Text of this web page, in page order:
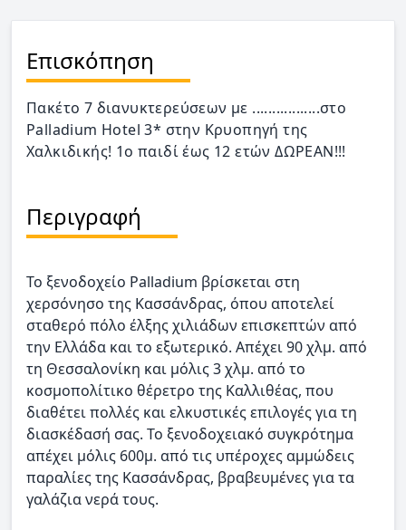
Επισκόπηση
Πακέτο 7 διανυκτερεύσεων με .................στο
Palladium Hotel 3* στην Κρυοπηγή της
Χαλκιδικής! 1ο παιδί έως 12 ετών ΔΩΡΕΑΝ!!!
Περιγραφή
Το ξενοδοχείο Palladium βρίσκεται στη
χερσόνησο της Κασσάνδρας, όπου αποτελεί
σταθερό πόλο έλξης χιλιάδων επισκεπτών από
την Ελλάδα και το εξωτερικό. Απέχει 90 χλμ. από
τη Θεσσαλονίκη και μόλις 3 χλμ. από το
κοσμοπολίτικο θέρετρο της Καλλιθέας, που
διαθέτει πολλές και ελκυστικές επιλογές για τη
διασκέδασή σας. Το ξενοδοχειακό συγκρότημα
απέχει μόλις 600μ. από τις υπέροχες αμμώδεις
παραλίες της Κασσάνδρας, βραβευμένες για τα
γαλάζια νερά τους.